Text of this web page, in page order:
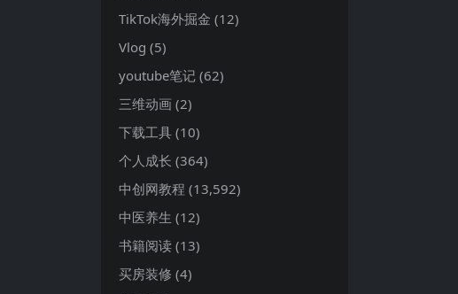
TikTok海外掘金 (12)
Vlog (5)
youtube笔记 (62)
三维动画 (2)
下载工具 (10)
个人成长 (364)
中创网教程 (13,592)
中医养生 (12)
书籍阅读 (13)
买房装修 (4)